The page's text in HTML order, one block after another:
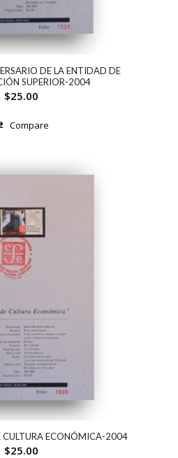
DE LA ENTIDAD DE
SUPERIOR-2004
$25.00
Compare
CULTURA ECONÓMICA-2004
$25.00